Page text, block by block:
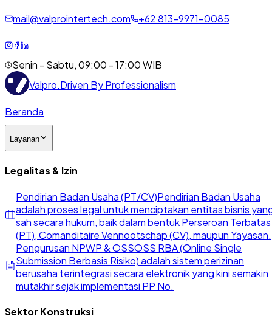
mail@valprointertech.com +62813-9971-0085
Senin - Sabtu, 09:00 - 17:00 WIB
Valpro.Driven By Professionalism
Beranda
Layanan
Legalitas & Izin
Pendirian Badan Usaha (PT/CV)Pendirian Badan Usaha
adalah proses legal untuk menciptakan entitas bisnis
sah secara hukum, baik dalam bentuk Perseroan Terbatas
(PT), Comanditaire Vennootschap (CV), maupun Yayasan.
Pengurusan NPWP & OSSOSS RBA (Online Single
Submission Berbasis Risiko) adalah sistem perizinan
berusaha terintegrasi secara elektronik yang kini semakin
mutakhir sejak implementasi PP No.
Sektor Konstruksi